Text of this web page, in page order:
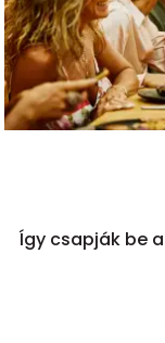
Így csapják be